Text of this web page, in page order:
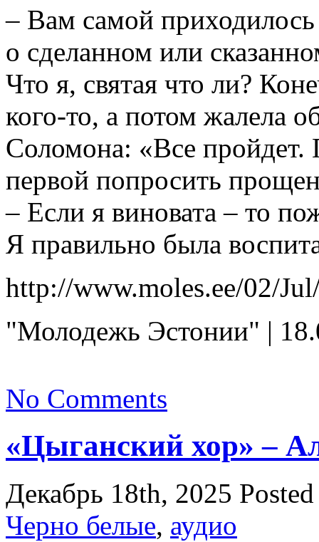
– Вам самой приходилось
о сделанном или
Что я, святая что ли?
кого-то, а потом жалела
Соломона: «Все
первой попросить
– Если я виновата – то
Я правильно была
http://www.moles.ee/02/
"Молодежь Эстонии" |
No Comments
«Цыганский хор» –
Декабрь 18th, 2025
Черно белые, аудио